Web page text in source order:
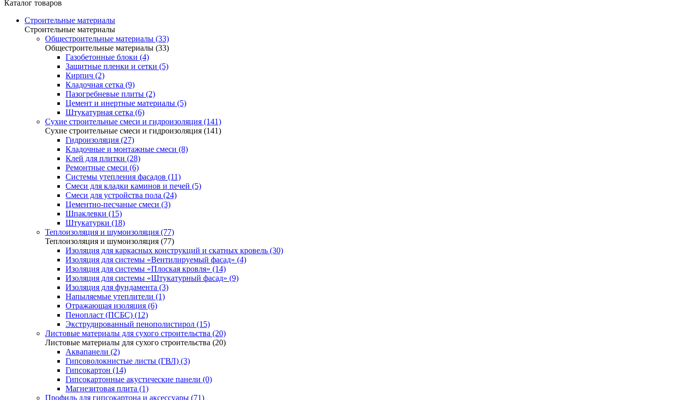
Каталог товаров
Строительные материалы
Строительные материалы
Общестроительные материалы (33)
Общестроительные материалы (33)
Газобетонные блоки (4)
Защитные пленки и сетки (5)
Кирпич (2)
Кладочная сетка (9)
Пазогребневые плиты (2)
Цемент и инертные материалы (5)
Штукатурная сетка (6)
Сухие строительные смеси и гидроизоляция (141)
Сухие строительные смеси и гидроизоляция (141)
Гидроизоляция (27)
Кладочные и монтажные смеси (8)
Клей для плитки (28)
Ремонтные смеси (6)
Системы утепления фасадов (11)
Смеси для кладки каминов и печей (5)
Смеси для устройства пола (24)
Цементно-песчаные смеси (3)
Шпаклевки (15)
Штукатурки (18)
Теплоизоляция и шумоизоляция (77)
Теплоизоляция и шумоизоляция (77)
Изоляция для каркасных конструкций и скатных кровель (30)
Изоляция для системы «Вентилируемый фасад» (4)
Изоляция для системы «Плоская кровля» (14)
Изоляция для системы «Штукатурный фасад» (9)
Изоляция для фундамента (3)
Напыляемые утеплители (1)
Отражающая изоляция (6)
Пенопласт (ПСБС) (12)
Экструдированный пенополистирол (15)
Листовые материалы для сухого строительства (20)
Листовые материалы для сухого строительства (20)
Аквапанели (2)
Гипсоволокнистые листы (ГВЛ) (3)
Гипсокартон (14)
Гипсокартонные акустические панели (0)
Магнезитовая плита (1)
Профиль для гипсокартона и аксессуары (71)